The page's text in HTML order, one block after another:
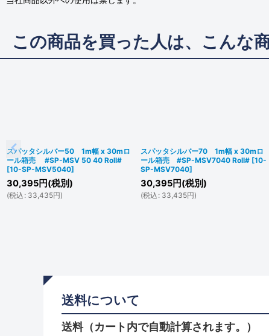
この商品を買った人は、こんな
スパッタシルバー50 1m幅 x 30mロ
ール箱売 #SP-MSV 50 40 Roll#
[10-SP-MSV5040]
30,395円(税別)
(税込 : 33,435円)
スパッタシルバー70 1m幅 x 30mロ
ール箱売 #SP-MSV7040 Roll# [10-
SP-MSV7040]
30,395円(税別)
(税込 : 33,435円)
送料について
送料（カート内で自動計算されます。）